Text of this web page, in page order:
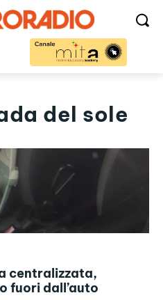
del sole
centralizzata,
fuori dall’auto